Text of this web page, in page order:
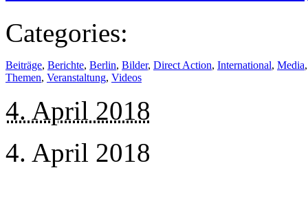
Categories:
Beiträge, Berichte, Berlin, Bilder, Direct Action, International, Media
Themen, Veranstaltung, Videos
4. April 2018
4. April 2018